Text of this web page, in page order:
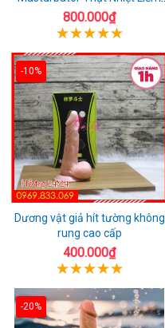
Rung
800.000₫
-10%
Dương vật giả hít tường không
rung cao cấp
400.000₫
-20%